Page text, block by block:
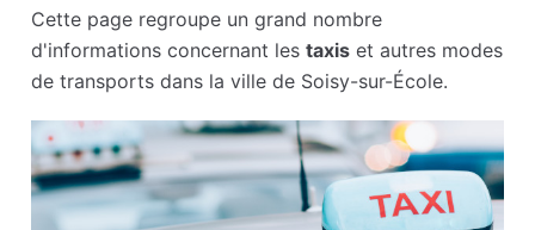
Cette page regroupe un grand nombre
d'informations concernant lestaxis et autres modes
de transports dans la ville de Soisy-sur-École.